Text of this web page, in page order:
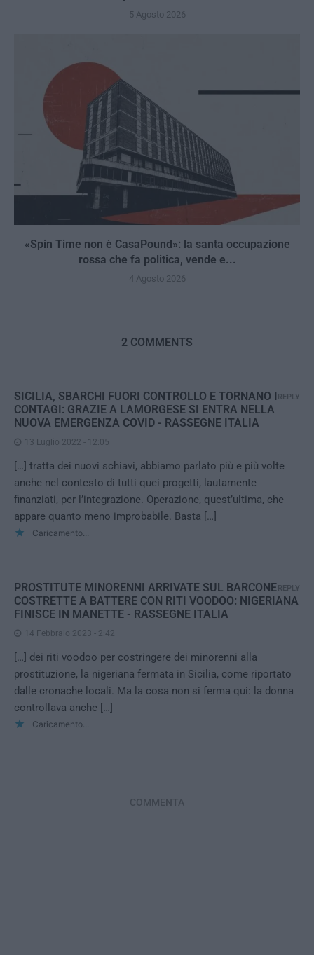
5 Agosto 2026
«Spin Time non è CasaPound»: la santa occupazione
rossa che fa politica, vende e...
4 Agosto 2026
2 COMMENTS
SICILIA, SBARCHI FUORI CONTROLLO E TORNANO I
CONTAGI: GRAZIE A LAMORGESE SI ENTRA NELLA
NUOVA EMERGENZA COVID - RASSEGNE ITALIA
13 Luglio 2022 - 12:05
[…] tratta dei nuovi schiavi, abbiamo parlato più e più volte
anche nel contesto di tutti quei progetti, lautamente
finanziati, per l’integrazione. Operazione, quest’ultima, che
appare quanto meno improbabile. Basta […]
Caricamento...
REPLY
PROSTITUTE MINORENNI ARRIVATE SUL BARCONE
COSTRETTE A BATTERE CON RITI VOODOO: NIGERIANA
FINISCE IN MANETTE - RASSEGNE ITALIA
14 Febbraio 2023 - 2:42
[…] dei riti voodoo per costringere dei minorenni alla
prostituzione, la nigeriana fermata in Sicilia, come riportato
dalle cronache locali. Ma la cosa non si ferma qui: la donna
controllava anche […]
Caricamento...
REPLY
COMMENTA